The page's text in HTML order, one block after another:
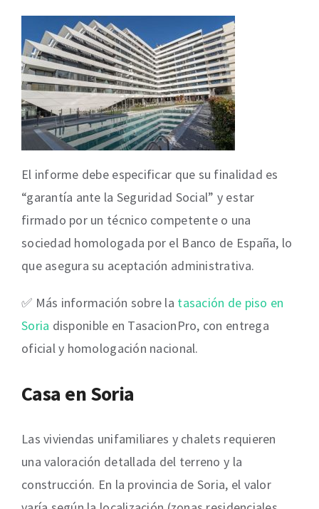
El informe debe especificar que su finalidad es
“garantía ante la Seguridad Social” y estar
firmado por un técnico competente o una
sociedad homologada por el Banco de España, lo
que asegura su aceptación administrativa.
✅ Más información sobre la tasación de piso en
Soria disponible en TasacionPro, con entrega
oficial y homologación nacional.
Casa en Soria
Las viviendas unifamiliares y chalets requieren
una valoración detallada del terreno y la
construcción. En la provincia de Soria, el valor